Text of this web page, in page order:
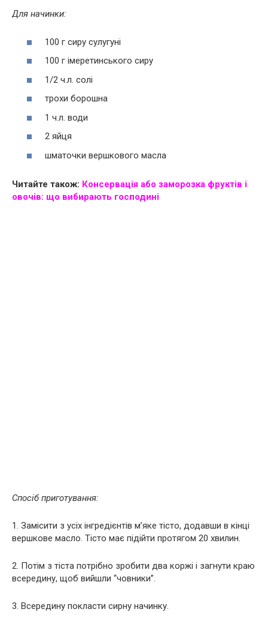
Для начинки:
100 г сиру сулугуні
100 г імеретинського сиру
1/2 ч.л. солі
трохи борошна
1 ч.л. води
2 яйця
шматочки вершкового масла
Читайте також: Консервація або заморозка фруктів і
овочів: що вибирають господині
Спосіб приготування:
1. Замісити з усіх інгредієнтів м’яке тісто, додавши в кінці
вершкове масло. Тісто має підійти протягом 20 хвилин.
2. Потім з тіста потрібно зробити два коржі і загнути краю
всередину, щоб вийшли “човники”.
3. Всередину покласти сирну начинку.